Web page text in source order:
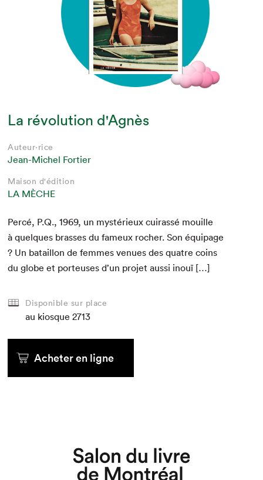
La révolution d'Agnès
Auteur·rice
Jean-Michel Fortier
Maison d'édition
LA MÈCHE
Per­cé, P.Q.,1969, un mys­térieux cuirassé mouille
à quelques brass­es du fameux rocher. Son équipage
? Un batail­lon de femmes venues des qua­tre coins
du globe et por­teuses d’un pro­jet aus­si inouï […]
Disponible sur place
au kiosque 2713
Acheter en ligne